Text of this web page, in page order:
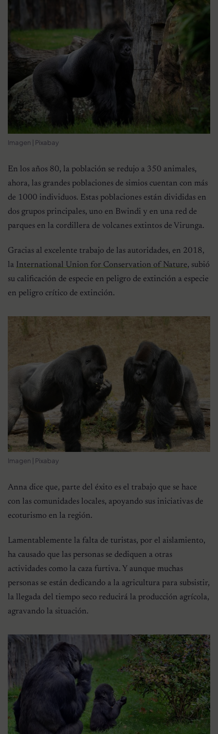
Imagen | Pixabay
En los años 80, la población se redujo a 350 animales,
ahora, las grandes poblaciones de simios cuentan con más
de 1000 individuos. Estas poblaciones están divididas en
dos grupos principales, uno en Bwindi y en una red de
parques en la cordillera de volcanes extintos de Virunga.
Gracias al excelente trabajo de las autoridades, en 2018,
la International Union for Conservation of Nature, subió
su calificación de especie en peligro de extinción a especie
en peligro crítico de extinción.
Imagen | Pixabay
Anna dice que, parte del éxito es el trabajo que se hace
con las comunidades locales, apoyando sus iniciativas de
ecoturismo en la región.
Lamentablemente la falta de turistas, por el aislamiento,
ha causado que las personas se dediquen a otras
actividades como la caza furtiva. Y aunque muchas
personas se están dedicando a la agricultura para subsistir,
la llegada del tiempo seco reducirá la producción agrícola,
agravando la situación.